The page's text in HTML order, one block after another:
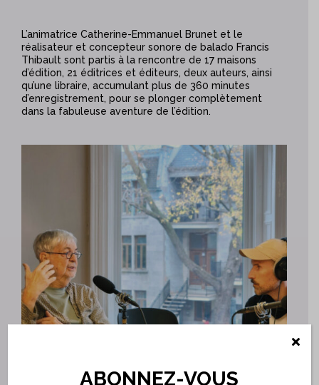
L’animatrice Catherine-Emmanuel Brunet et le
réalisateur et concepteur sonore de balado Francis
Thibault sont partis à la rencontre de 17 maisons
d’édition, 21 éditrices et éditeurs, deux auteurs, ainsi
qu’une libraire, accumulant plus de 360 minutes
d’enregistrement, pour se plonger complètement
dans la fabuleuse aventure de l’édition.
ABONNEZ-VOUS